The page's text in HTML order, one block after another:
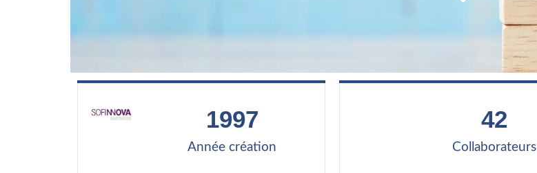
Année création
1997
Collaborateurs
42